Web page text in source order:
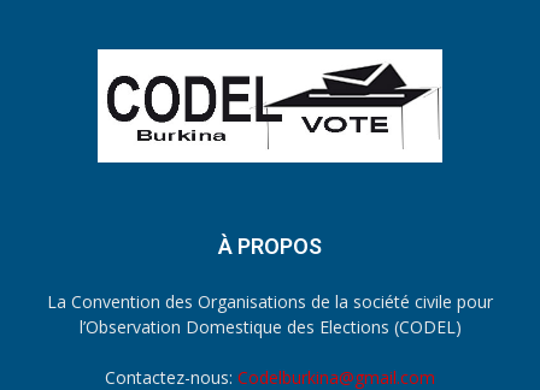
À PROPOS
La Convention des Organisations de la société civile pour
l’Observation Domestique des Elections (CODEL)
Contactez-nous: Codelburkina@gmail.com